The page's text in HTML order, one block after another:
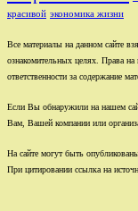
красивой экономика жизни
Все материалы на данном сайте
ознакомительных целях. Права
ответственности за содержание
Если Вы обнаружили на нашем
Вам, Вашей компании или
На сайте могут быть
При цитировании ссылка на